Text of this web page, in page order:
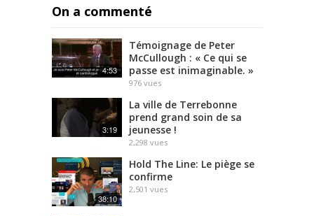
On a commenté
4:53
Témoignage de Peter
McCullough : « Ce qui se
passe est inimaginable. »
976 vues
3:19
La ville de Terrebonne
prend grand soin de sa
jeunesse !
2,298 vues
38:10
Hold The Line: Le piège se
confirme
2,501 vues